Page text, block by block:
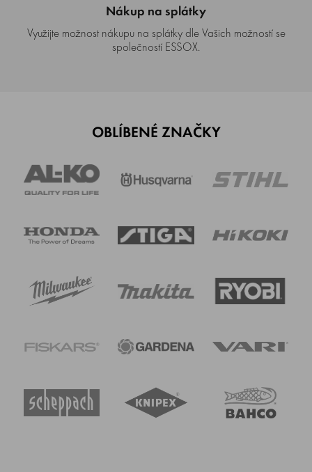
Nákup na splátky
Využijte možnost nákupu na splátky dle Vašich možností se
společností ESSOX.
OBLÍBENÉ ZNAČKY